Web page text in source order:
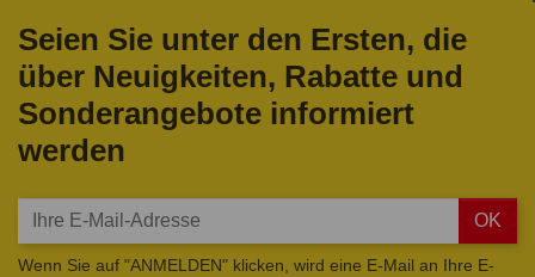
Seien Sie unter den Ersten, die
über Neuigkeiten, Rabatte und
Sonderangebote informiert
werden
OK
Wenn Sie auf "ANMELDEN" klicken, wird eine E-Mail an Ihre E-